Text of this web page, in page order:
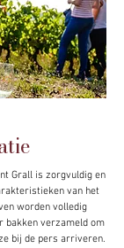
Grall is zorgvuldig en
van het
worden volledig
bakken verzameld om
bij de pers arriveren.